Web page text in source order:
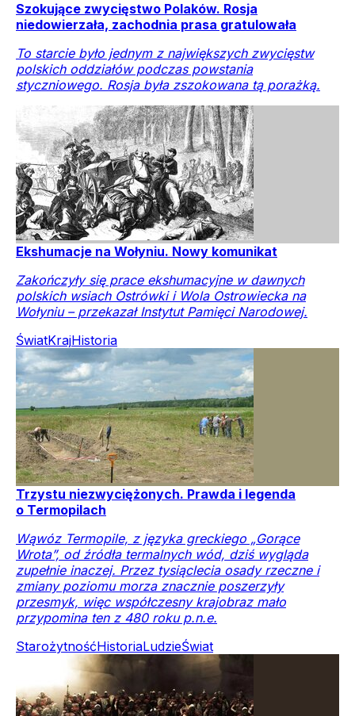
Szokujące zwycięstwo Polaków. Rosja
niedowierzała, zachodnia prasa gratulowała
To starcie było jednym z największych zwycięstw
polskich oddziałów podczas powstania
styczniowego. Rosja była zszokowana tą porażką.
Ekshumacje na Wołyniu. Nowy komunikat
Zakończyły się prace ekshumacyjne w dawnych
polskich wsiach Ostrówki i Wola Ostrowiecka na
Wołyniu – przekazał Instytut Pamięci Narodowej.
ŚwiatKrajHistoria
Trzystu niezwyciężonych. Prawda i legenda
o Termopilach
Wąwóz Termopile, z języka greckiego „Gorące
Wrota”, od źródła termalnych wód, dziś wygląda
zupełnie inaczej. Przez tysiąclecia osady rzeczne i
zmiany poziomu morza znacznie poszerzyły
przesmyk, więc współczesny krajobraz mało
przypomina ten z 480 roku p.n.e.
StarożytnośćHistoriaLudzieŚwiat